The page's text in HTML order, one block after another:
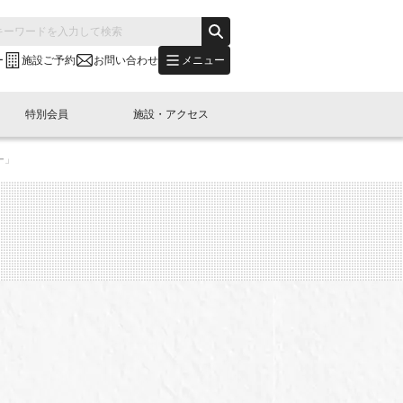
施設ご予約 お問い合わせ メニュー
別会員開催
展・参加
"LINK-BioBAY TOKYO"？
(News Letter)
コラム
ュース・事業紹介
ベント
LINK-J WEST
容
本橋エリアについて
特別会員
し込み
施設・アクセス
予約